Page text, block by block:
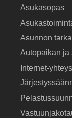
Asukasopas
Asunnon
Autopaikan ja
Internet-yhteys